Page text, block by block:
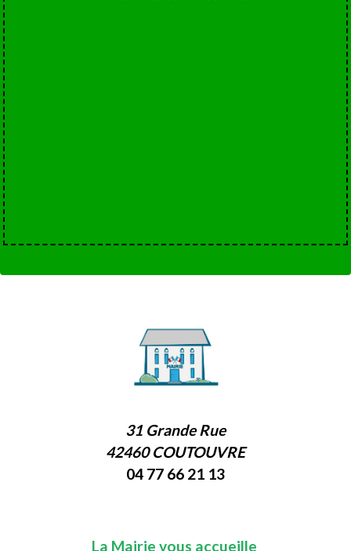
31 Grande Rue
42460 COUTOUVRE
04 77 66 21 13
La Mairie vous accueille